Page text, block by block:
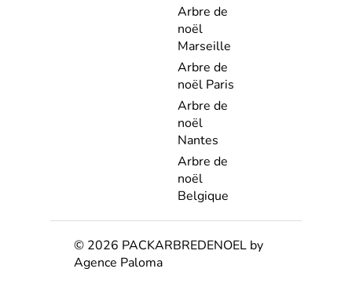
Arbre de
noël
Marseille
Arbre de
noël Paris
Arbre de
noël
Nantes
Arbre de
noël
Belgique
© 2026 PACKARBREDENOEL by
Agence Paloma